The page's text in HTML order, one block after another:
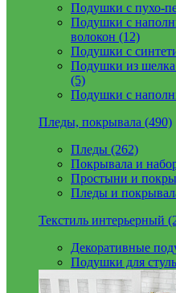
Подушки с пухо-
Подушки с
волокон (12)
Подушки с
Подушки из
(5)
Подушки с
Пледы, покрывала (490)
Пледы (262)
Покрывала и
Простыни и
Пледы и
Текстиль интерьерный
Декоративные
Подушки для